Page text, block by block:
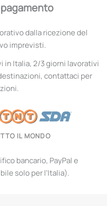
dalla ricezione del
imprevisti.
in Italia, 2/3 giorni lavorativi
contattaci per
IL MONDO
bancario, PayPal e
solo per l'Italia).